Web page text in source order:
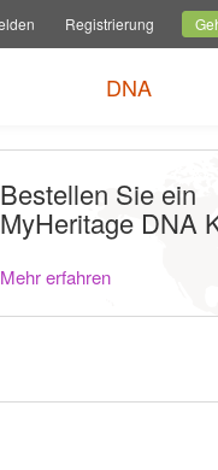
Aktuelle
Registrierung
DNA
Bestellen Sie ein
MyHeritage DNA
Mehr erfahren